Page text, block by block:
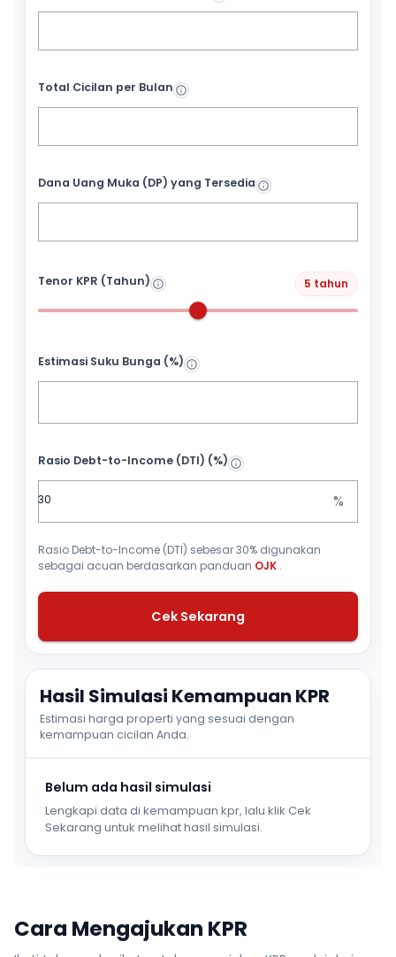
Total Cicilan per Bulan
Dana Uang Muka (DP) yang Tersedia
Tenor KPR (Tahun) 5 tahun
Estimasi Suku Bunga (%)
Rasio Debt-to-Income (DTI) (%)
%
Rasio Debt-to-Income (DTI) sebesar 30% digunakan
sebagai acuan berdasarkan panduan OJK .
Cek Sekarang
Hasil Simulasi Kemampuan KPR
Estimasi harga properti yang sesuai dengan
kemampuan cicilan Anda.
Belum ada hasil simulasi
Lengkapi data di kemampuan kpr, lalu klik Cek
Sekarang untuk melihat hasil simulasi.
Cara Mengajukan KPR